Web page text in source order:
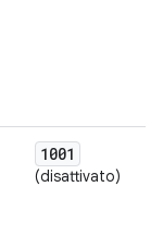
1001
(disattivato)